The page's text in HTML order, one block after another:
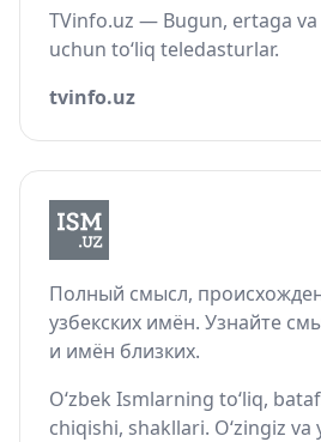
TVinfo.uz — Bugun, ertaga
uchun to‘liq teledasturlar.
tvinfo.uz
Полный смысл,
узбекских имён. Узнайте
и имён близких.
O‘zbek Ismlarning to‘liq,
chiqishi, shakllari. O‘zingiz